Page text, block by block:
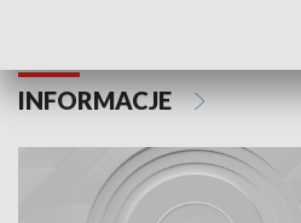
INFORMACJE